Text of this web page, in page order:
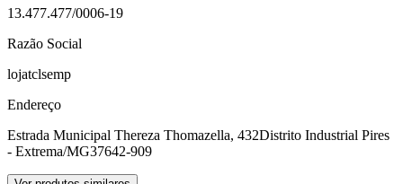
13.477.477/0006-19
Razão Social
lojatclsemp
Endereço
Estrada Municipal Thereza Thomazella, 432Distrito Industrial Pires
- Extrema/MG37642-909